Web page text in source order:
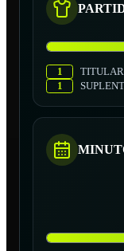
1
TITULAR
1